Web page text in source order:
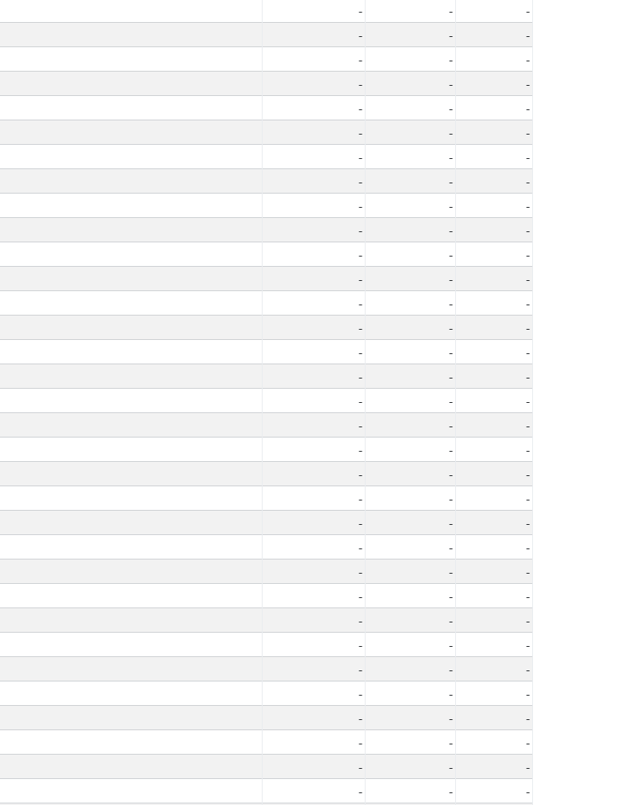
- -
-
- -
-
- -
-
- -
-
- -
-
- -
-
- -
-
- -
-
- -
-
- -
-
- -
-
- -
-
- -
-
- -
-
- -
-
- -
-
- -
-
- -
-
- -
-
- -
-
- -
-
- -
-
- -
-
- -
-
- -
-
- -
-
- -
-
- -
-
- -
-
- -
-
- -
-
- -
-
- -
-